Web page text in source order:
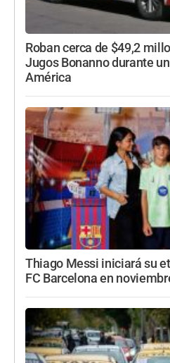
Roban cerca de $49,2
Jugos Bonanno durante
América
Thiago Messi iniciará su
FC Barcelona en